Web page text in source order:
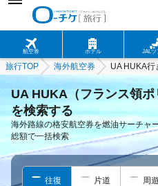
航空券 ホテル JALツ
旅行TOP 海外航空券 UA HUKA
UA HUKA（フランス領
を検索する
海外路線の格安航空券を燃油サーチャ
総額で一括検索
往復 片道 周